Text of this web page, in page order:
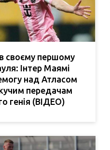
своєму першому
Інтер Маямі
над Атласом
передачам
генія (ВІДЕО)